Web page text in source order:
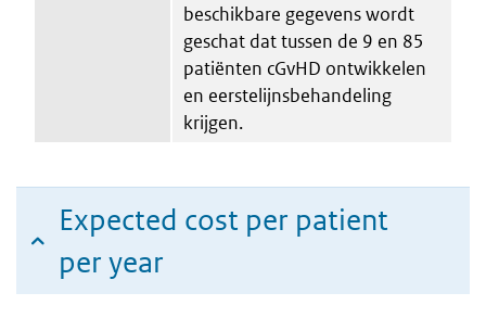
beschikbare gegevens wordt
geschat dat tussen de 9 en 85
patiënten cGvHD ontwikkelen
en eerstelijnsbehandeling
krijgen.
Expected cost per patient
per year